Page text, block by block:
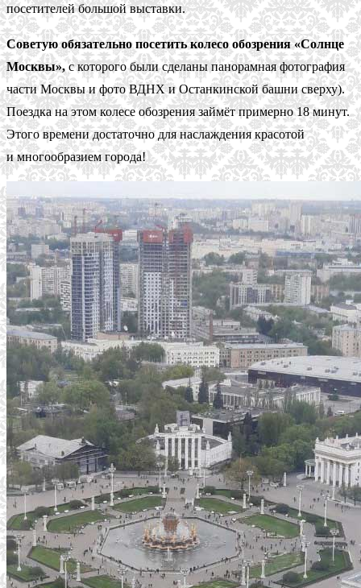
посетителей большой выставки.
Советую обязательно посетить колесо обозрения «Солнце
Москвы»,с которого были сделаны панорамная фотография
части Москвы и фото ВДНХ и Останкинской башни сверху).
Поездка на этом колесе обозрения займёт примерно 18 минут.
Этого времени достаточно для наслаждения красотой
и многообразием города!